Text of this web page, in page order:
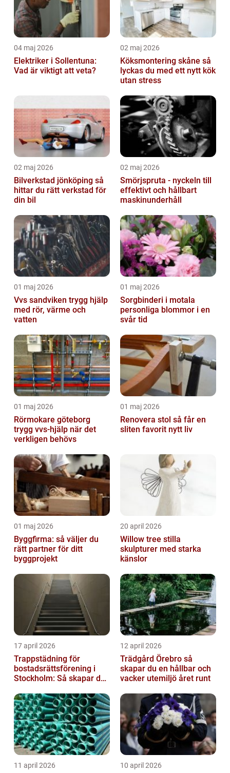
04 maj 2026
Elektriker i Sollentuna:
Vad är viktigt att veta?
02 maj 2026
Köksmontering skåne så
lyckas du med ett nytt kök
utan stress
02 maj 2026
Bilverkstad jönköping så
hittar du rätt verkstad för
din bil
02 maj 2026
Smörjspruta - nyckeln till
effektivt och hållbart
maskinunderhåll
01 maj 2026
Vvs sandviken trygg hjälp
med rör, värme och
vatten
01 maj 2026
Sorgbinderi i motala
personliga blommor i en
svår tid
01 maj 2026
Rörmokare göteborg
trygg vvs-hjälp när det
verkligen behövs
01 maj 2026
Renovera stol så får en
sliten favorit nytt liv
01 maj 2026
Byggfirma: så väljer du
rätt partner för ditt
byggprojekt
20 april 2026
Willow tree stilla
skulpturer med starka
känslor
17 april 2026
Trappstädning för
bostadsrättsförening i
Stockholm: Så skapar du
trapphus...
12 april 2026
Trädgård Örebro så
skapar du en hållbar och
vacker utemiljö året runt
11 april 2026 10 april 2026